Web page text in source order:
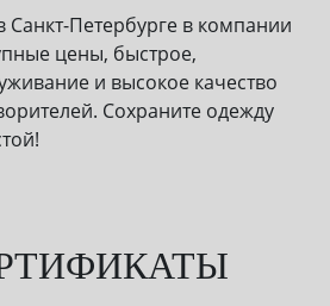
Петербурге в компании
цены, быстрое,
и высокое качество
Сохраните одежду